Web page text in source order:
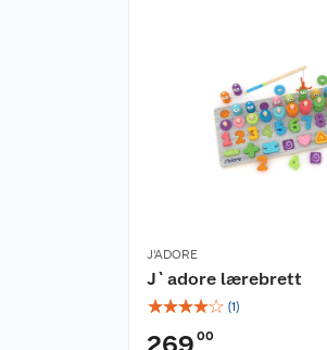
J'ADORE
J`adore lærebrett
☆☆☆☆☆ (1)
00